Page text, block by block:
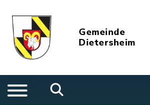
Gemeinde
Dietersheim